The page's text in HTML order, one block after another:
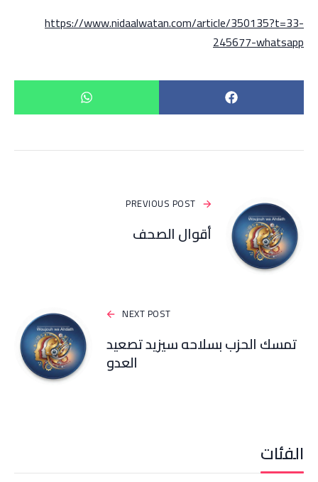
https://www.nidaalwatan.com/article/350135?t=33-
245677-whatsapp
PREVIOUS POST
أقوال الصحف
NEXT POST
تمسك الحزب بسلاحه سيزيد تصعيد
العدو
الفئات